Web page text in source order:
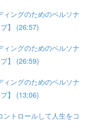
ングのためのペルソナ
】 (26:57)
ングのためのペルソナ
】 (26:59)
ングのためのペルソナ
】 (13:06)
トロールして人生をコ